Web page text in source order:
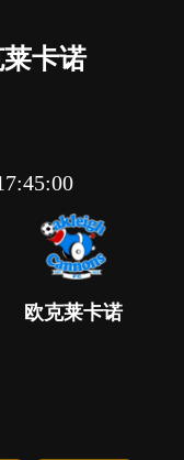
卡诺
欧克莱卡诺